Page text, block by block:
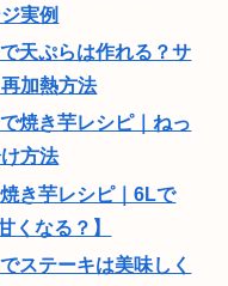
実例
天ぷらは作れる？サ
加熱方法
焼き芋レシピ｜ねっ
方法
き芋レシピ｜6Lで
くなる？】
ステーキは美味しく